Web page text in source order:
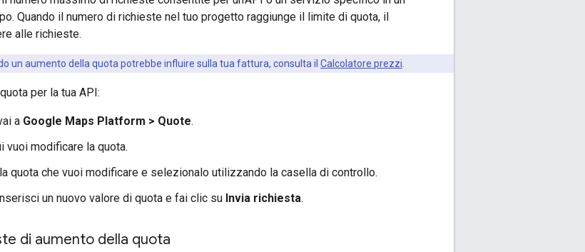
Quando il numero di richieste nel tuo progetto raggiunge il limite di quota, il
alle richieste.
un aumento della quota potrebbe influire sulla tua fattura, consulta il Calcolatore prezzi
per la tua API:
a Google Maps Platform > Quote.
vuoi modificare la quota.
quota che vuoi modificare e selezionalo utilizzando la casella di controllo.
un nuovo valore di quota e fai clic su Invia richiesta.
di aumento della quota